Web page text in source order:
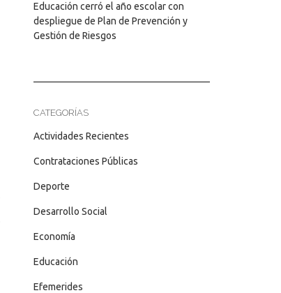
Educación cerró el año escolar con
despliegue de Plan de Prevención y
Gestión de Riesgos
CATEGORÍAS
Actividades Recientes
Contrataciones Públicas
Deporte
Desarrollo Social
Economía
Educación
Efemerides